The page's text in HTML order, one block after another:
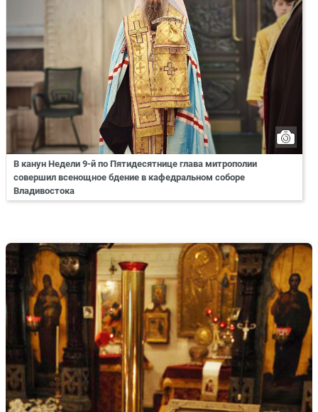
В канун Недели 9-й по Пятидесятнице глава митрополии
совершил всенощное бдение в кафедральном соборе
Владивостока